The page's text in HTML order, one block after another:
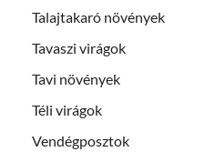
Talajtakaró növények
Tavaszi virágok
Tavi növények
Téli virágok
Vendégposztok